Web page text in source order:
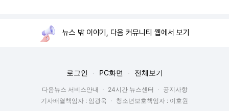
뉴스 밖 이야기, 다음 커뮤니티 웹에서 보기
로그인 PC화면 전체보기
다음뉴스 서비스안내 24시간 뉴스센터
공지사항
기사배열책임자 : 임광욱
청소년보호책임자 : 이호원